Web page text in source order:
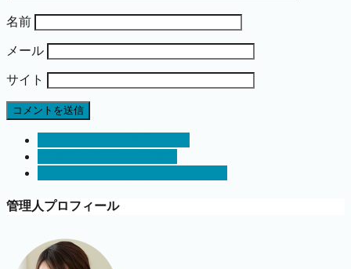
名前
メール
サイト
管理人プロフィール